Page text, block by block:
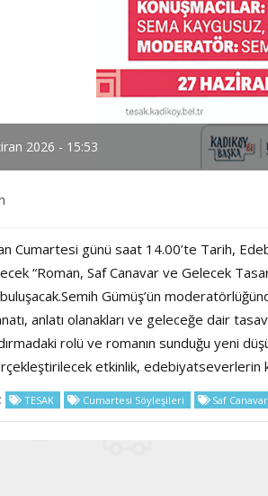
2026 - 15:53
Cumartesi günü saat 14.00’te Tarih,
“Roman, Saf Canavar ve Gelecek
Gümüş’ün
anlatı olanakları ve geleceğe dair
rolü ve romanın sunduğu yeni
etkinlik, edebiyatseverlerin
TESAK Cumartesi Söyleşileri Saf Canavar